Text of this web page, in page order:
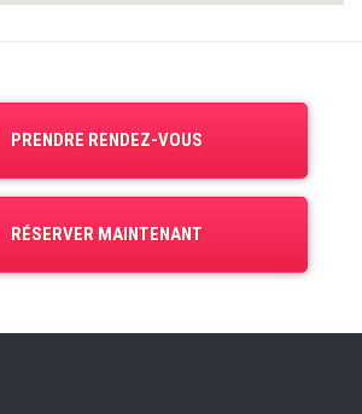
PRENDRE RENDEZ-VOUS
RÉSERVER MAINTENANT